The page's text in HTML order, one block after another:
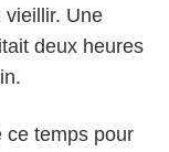
vieillir. Une
deux heures
ce temps pour